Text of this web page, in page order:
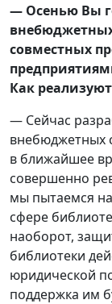
— Осенью Вы
внебюджетных
совместных
Как
— Сейчас
внебюджетных
в ближайшее
совершенно
мы пытаемся
сфере
наоборот,
библиотеки
юридической
поддержка им